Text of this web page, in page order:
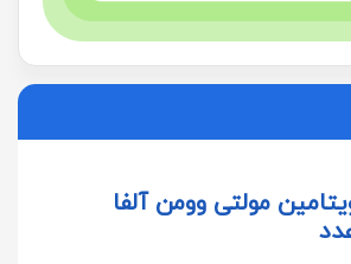
مولتی وومن آلفا